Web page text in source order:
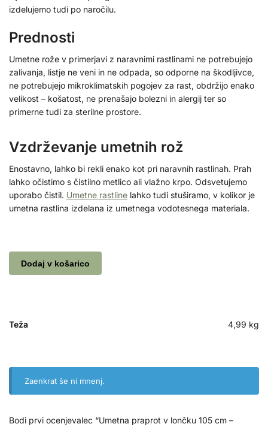
izdelujemo tudi po naročilu.
Prednosti
Umetne rože v primerjavi z naravnimi rastlinami ne potrebujejo
zalivanja, listje ne veni in ne odpada, so odporne na škodljivce,
ne potrebujejo mikroklimatskih pogojev za rast, obdržijo enako
velikost – košatost, ne prenašajo bolezni in alergij ter so
primerne tudi za sterilne prostore.
Vzdrževanje umetnih rož
Enostavno, lahko bi rekli enako kot pri naravnih rastlinah. Prah
lahko očistimo s čistilno metlico ali vlažno krpo. Odsvetujemo
uporabo čistil. Umetne rastline lahko tudi stuširamo, v kolikor je
umetna rastlina izdelana iz umetnega vodotesnega materiala.
Dodaj v košarico
Teža 4,99 kg
Zaenkrat še ni mnenj.
Bodi prvi ocenjevalec “Umetna praprot v lončku 105 cm –